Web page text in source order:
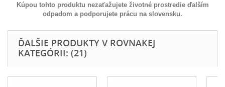
Kúpou tohto produktu nezaťažujete životné prostredie ďalším
odpadom a podporujete prácu na slovensku.
ĎALŠIE PRODUKTY V ROVNAKEJ
KATEGÓRII: (21)